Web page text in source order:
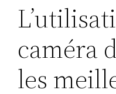
caméra
les